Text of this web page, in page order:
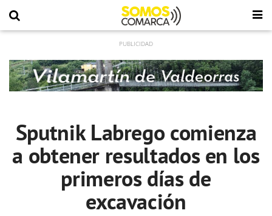
Sputnik Labrego comienza
a obtener resultados en los
primeros días de
excavación